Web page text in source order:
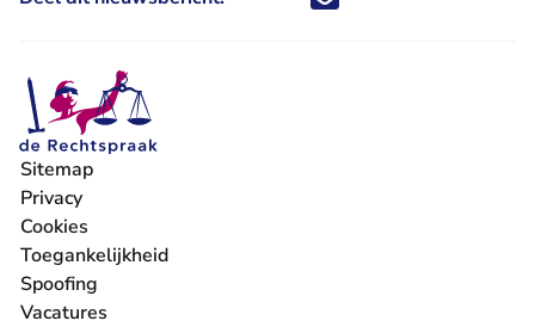
Sitemap
Privacy
Cookies
Toegankelijkheid
Spoofing
Vacatures
- U verlaat Rechtspraak.nl